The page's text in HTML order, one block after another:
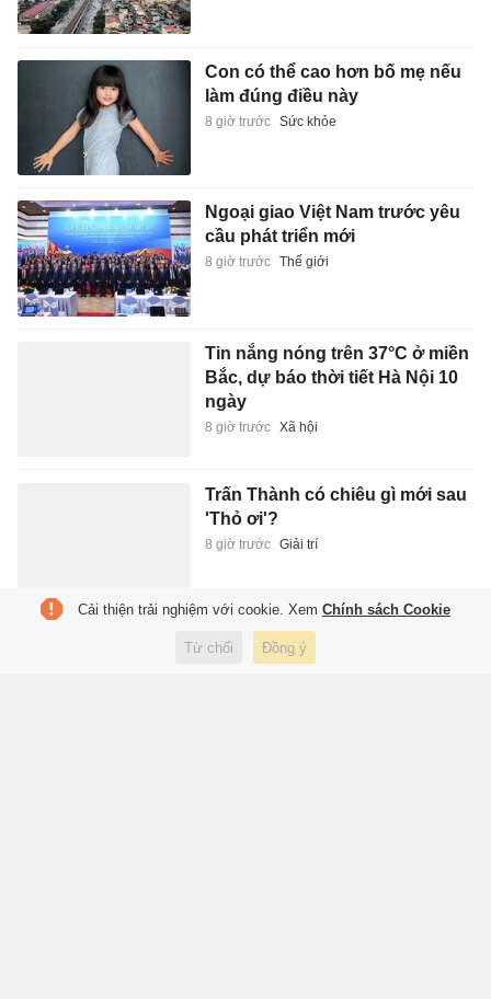
Con có thể cao hơn bố mẹ nếu
làm đúng điều này
8 giờ trước Sức khỏe
Ngoại giao Việt Nam trước yêu
cầu phát triển mới
8 giờ trước Thế giới
Tin nắng nóng trên 37°C ở miền
Bắc, dự báo thời tiết Hà Nội 10
ngày
8 giờ trước Xã hội
Trấn Thành có chiêu gì mới sau
'Thỏ ơi'?
8 giờ trước Giải trí
Đi đâu nếu bạn là 'fan cứng' của
Harry Potter?
Cải thiện trải nghiệm với cookie. Xem Chính sách Cookie
Từ chối Đồng ý